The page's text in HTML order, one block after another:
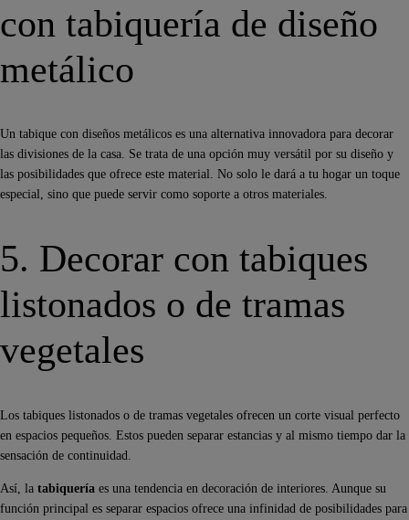
con tabiquería de diseño
metálico
Un tabique con diseños metálicos es una alternativa innovadora para decorar
las divisiones de la casa. Se trata de una opción muy versátil por su diseño y
las posibilidades que ofrece este material. No solo le dará a tu hogar un toque
especial, sino que puede servir como soporte a otros materiales.
5. Decorar con tabiques
listonados o de tramas
vegetales
Los tabiques listonados o de tramas vegetales ofrecen un corte visual perfecto
en espacios pequeños. Estos pueden separar estancias y al mismo tiempo dar la
sensación de continuidad.
Así, la tabiquería es una tendencia en decoración de interiores. Aunque su
función principal es separar espacios ofrece una infinidad de posibilidades para